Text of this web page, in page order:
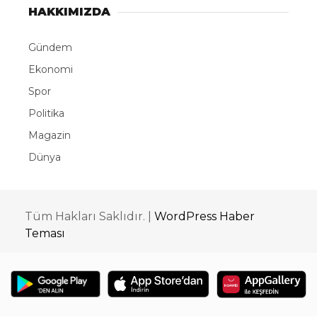
HAKKIMIZDA
Gündem
Ekonomi
Spor
Politika
Magazin
Dünya
Tüm Hakları Saklıdır. | WordPress Haber
Teması